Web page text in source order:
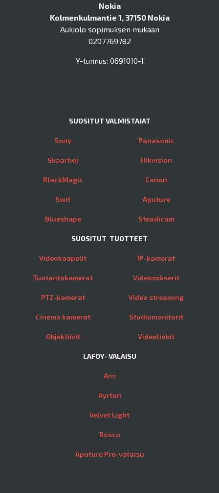
Nokia
Kolmenkulmantie 1, 37150 Nokia
Aukiolo sopimuksen mukaan
0207769782
Y-tunnus: 0691010-1
SUOSITUT VALMISTAJAT
Sony
Skaarhoj
BlackMagic
Swit
Blueshape
Panasonic
Hikvision
Canon
Aputure
Steadicam
SUOSITUT TUOTTEET
Videokaapelit
Tuotantokamerat
PTZ-kamerat
Cinema kamerat
Objektiivit
IP-kamerat
Videomikserit
Video streaming
Studiomonitorit
Videolinkit
LAFOY- VALAISU
Arri
Ayrton
Velvet Light
Rosco
Aputure Pro-valaisu